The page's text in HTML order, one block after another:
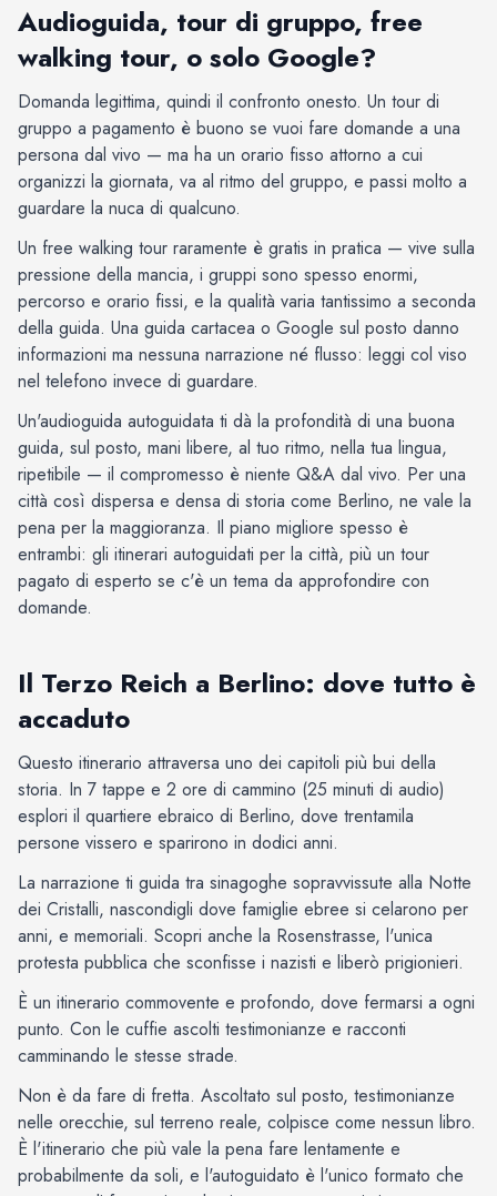
Audioguida, tour di gruppo, free
walking tour, o solo Google?
Domanda legittima, quindi il confronto onesto. Un tour di
gruppo a pagamento è buono se vuoi fare domande a una
persona dal vivo — ma ha un orario fisso attorno a cui
organizzi la giornata, va al ritmo del gruppo, e passi molto a
guardare la nuca di qualcuno.
Un free walking tour raramente è gratis in pratica — vive sulla
pressione della mancia, i gruppi sono spesso enormi,
percorso e orario fissi, e la qualità varia tantissimo a seconda
della guida. Una guida cartacea o Google sul posto danno
informazioni ma nessuna narrazione né flusso: leggi col viso
nel telefono invece di guardare.
Un'audioguida autoguidata ti dà la profondità di una buona
guida, sul posto, mani libere, al tuo ritmo, nella tua lingua,
ripetibile — il compromesso è niente Q&A dal vivo. Per una
città così dispersa e densa di storia come Berlino, ne vale la
pena per la maggioranza. Il piano migliore spesso è
entrambi: gli itinerari autoguidati per la città, più un tour
pagato di esperto se c'è un tema da approfondire con
domande.
Il Terzo Reich a Berlino: dove tutto è
accaduto
Questo itinerario attraversa uno dei capitoli più bui della
storia. In 7 tappe e 2 ore di cammino (25 minuti di audio)
esplori il quartiere ebraico di Berlino, dove trentamila
persone vissero e sparirono in dodici anni.
La narrazione ti guida tra sinagoghe sopravvissute alla Notte
dei Cristalli, nascondigli dove famiglie ebree si celarono per
anni, e memoriali. Scopri anche la Rosenstrasse, l'unica
protesta pubblica che sconfisse i nazisti e liberò prigionieri.
È un itinerario commovente e profondo, dove fermarsi a ogni
punto. Con le cuffie ascolti testimonianze e racconti
camminando le stesse strade.
Non è da fare di fretta. Ascoltato sul posto, testimonianze
nelle orecchie, sul terreno reale, colpisce come nessun libro.
È l'itinerario che più vale la pena fare lentamente e
probabilmente da soli, e l'autoguidato è l'unico formato che